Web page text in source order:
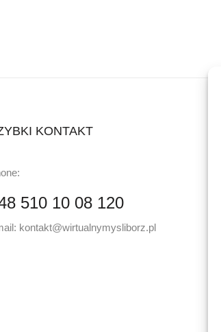
KONTAKT
510 10 08 120
kontakt@wirtualnymysliborz.pl